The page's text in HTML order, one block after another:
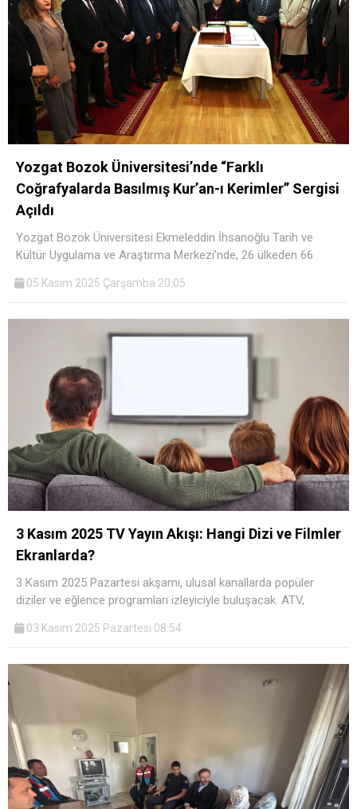
Yozgat Bozok Üniversitesi’nde “Farklı
Coğrafyalarda Basılmış Kur’an-ı Kerimler” Sergisi
Açıldı
Yozgat Bozok Üniversitesi Ekmeleddin İhsanoğlu Tarih ve
Kültür Uygulama ve Araştırma Merkezi'nde, 26 ülkeden 66
05 Kasım 2025 Çarşamba 20:05
3 Kasım 2025 TV Yayın Akışı: Hangi Dizi ve Filmler
Ekranlarda?
3 Kasım 2025 Pazartesi akşamı, ulusal kanallarda popüler
diziler ve eğlence programları izleyiciyle buluşacak. ATV,
03 Kasım 2025 Pazartesi 08:54